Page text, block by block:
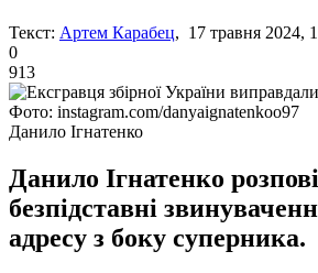
Текст: Артем Карабец, 17 травня 2024,
0
913
Фото: instagram.com/danyaignatenkoo97
Данило Ігнатенко
Данило Ігнатенко
безпідставні
адресу з боку суперника.